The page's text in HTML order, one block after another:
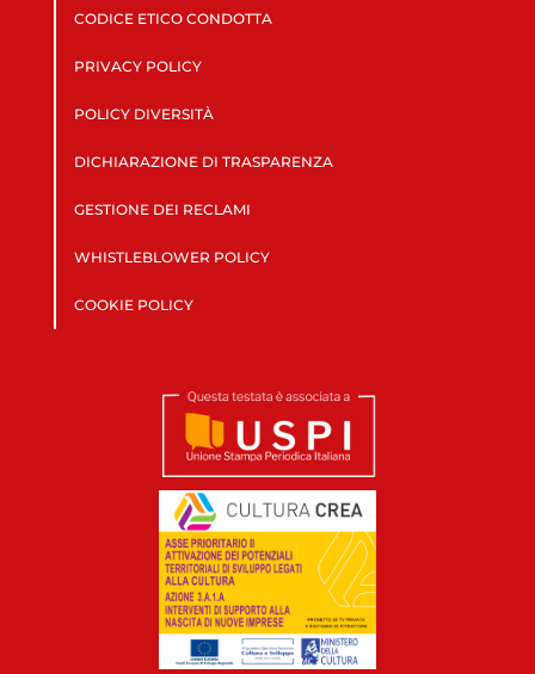
CODICE ETICO CONDOTTA
PRIVACY POLICY
POLICY DIVERSITÀ
DICHIARAZIONE DI TRASPARENZA
GESTIONE DEI RECLAMI
WHISTLEBLOWER POLICY
COOKIE POLICY